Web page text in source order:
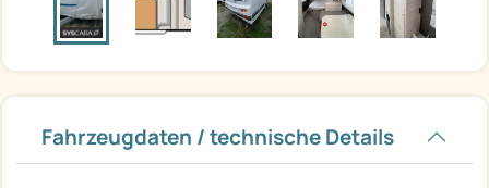
Fahrzeugdaten / technische Details